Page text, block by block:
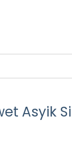
Asyik